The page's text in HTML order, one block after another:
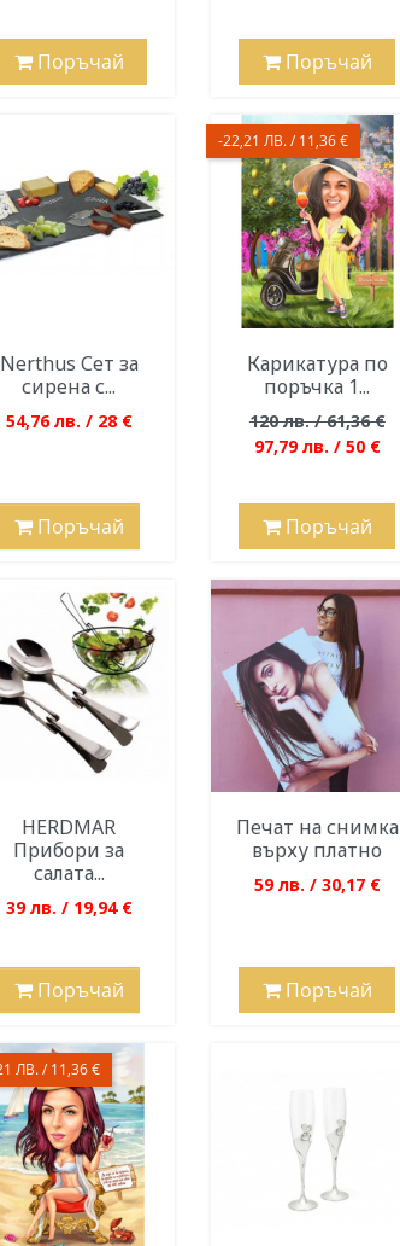
Поръчай Поръчай
Nerthus Сет за
сирена с...
54,76 лв. / 28 €
Поръчай
Карикатура по
поръчка 1...
120 лв. / 61,36 €
97,79 лв. / 50 €
-22,21 ЛВ. / 11,36 €
Поръчай
HERDMAR
Прибори за
салата...
39 лв. / 19,94 €
Поръчай
Печат на снимка
върху платно
59 лв. / 30,17 €
Поръчай
ЛВ. / 11,36 €